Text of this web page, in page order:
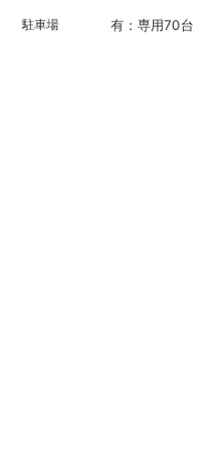
駐車場 有：専用70台